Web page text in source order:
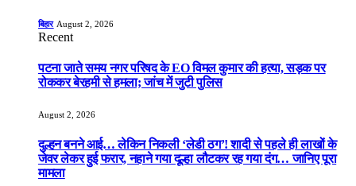
बिहार August 2, 2026
Recent
पटना जाते समय नगर परिषद के EO विमल कुमार की हत्या, सड़क पर
रोककर बेरहमी से हमला; जांच में जुटी पुलिस
August 2, 2026
दुल्हन बनने आई… लेकिन निकली ‘लेडी ठग’! शादी से पहले ही लाखों के
जेवर लेकर हुई फरार, नहाने गया दूल्हा लौटकर रह गया दंग… जानिए पूरा
मामला